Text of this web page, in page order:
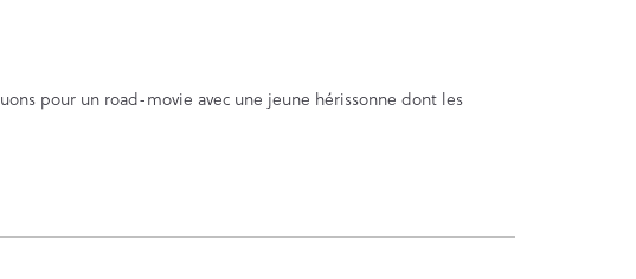
pour un road-movie avec une jeune hérissonne dont les